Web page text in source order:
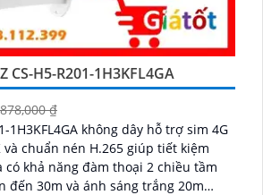
CS-H5-R201-1H3KFL4GA
₫
1H3KFL4GA không dây hỗ trợ sim 4G
chuẩn nén H.265 giúp tiết kiệm
có khả năng đàm thoại 2 chiều tầm
đến 30m và ánh sáng trắng 20m